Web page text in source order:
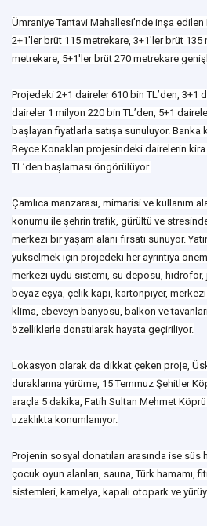
Ümraniye Tantavi Mahallesi’nde inşa
2+1'ler brüt 115 metrekare, 3+1'ler brüt 135
metrekare, 5+1'ler brüt 270 metrekare
Projedeki 2+1 daireler 610 bin TL’den, 3+1
daireler 1 milyon 220 bin TL’den, 5+1
başlayan fiyatlarla satışa sunuluyor.
Beyce Konakları projesindeki dairelerin
TL’den başlaması öngörülüyor.
Çamlıca manzarası, mimarisi ve kullanım
konumu ile şehrin trafik, gürültü ve
merkezi bir yaşam alanı fırsatı sunuyor.
yükselmek için projedeki her ayrıntıya
merkezi uydu sistemi, su deposu, hidrofor,
beyaz eşya, çelik kapı, kartonpiyer, merkezi
klima, ebeveyn banyosu, balkon ve
özelliklerle donatılarak hayata geçiriliyor.
Lokasyon olarak da dikkat çeken proje,
duraklarına yürüme, 15 Temmuz Şehitler
araçla 5 dakika, Fatih Sultan Mehmet
uzaklıkta konumlanıyor.
Projenin sosyal donatıları arasında ise süs
çocuk oyun alanları, sauna, Türk hamamı,
sistemleri, kamelya, kapalı otopark ve